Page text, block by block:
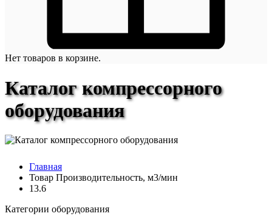
Нет товаров в корзине.
Каталог компрессорного
оборудования
Главная
Товар Производительность, м3/мин
13.6
Категории оборудования